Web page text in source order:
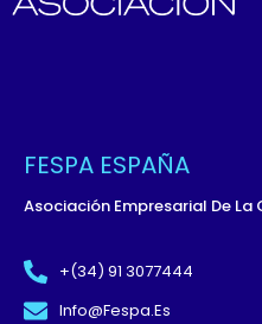
FESPA ESPAÑA
Asociación Empresarial De
+(34) 91 3077444
Info@fespa.es